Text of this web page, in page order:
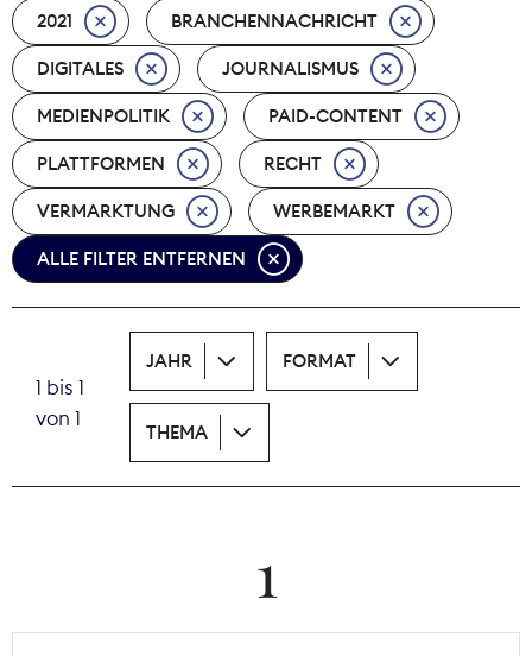
Nachhaltigkeit
Nachwuchs
Nova Award
Pressefreiheit
Print
Theodor-Wolff-Preis
2021 BRANCHENNACHRICHT
DIGITALES JOURNALISMUS
MEDIENPOLITIK PAID-CONTENT
PLATTFORMEN RECHT
VERMARKTUNG WERBEMARKT
ALLE FILTER ENTFERNEN
1 bis 1
von 1
JAHR FORMAT
THEMA
1